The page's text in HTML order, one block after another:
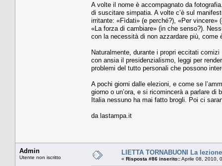
A volte il nome è accompagnato da
di suscitare simpatia. A volte c’è sul
irritante: «Fìdati» (e perché?), «Per
«La forza di cambiare» (in che senso?).
con la necessità di non azzardare più,
Naturalmente, durante i propri eccitati
con ansia il presidenzialismo, leggi per
problemi del tutto personali che possono
A pochi giorni dalle elezioni, e come se
giorno o un’ora, e si ricomincerà a parlare di
Italia nessuno ha mai fatto brogli. Poi ci
da lastampa.it
Admin
Utente non iscritto
LIETTA TORNABUONI La
« Risposta #86 inserito::Aprile 08, 2010,